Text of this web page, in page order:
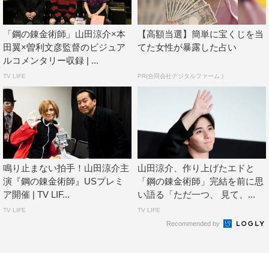
んに使用。「僕が演じてきた役の中で１番大変な役であっ
たことは間違いない」と断言した山田は「ただ何かと戦え
ばいいっていうわけじゃなく、今回は必ず感情というもの
がつきまとっていました。気持ちで芝居をしなきゃいけな
いんだけど、その対象物がない。そこがすごく大変でし
た」と苦労を吐露した。
また、本作の内容にちなみ、“もし、身体の一部分実際に
自由自在に変えられるとしたら？どこを変えて何をした
い”という質問が。「足を長くする」と真剣に答えた山田
は「大変なんですよ、僕のサイズ。パンツも切らなきゃい
けないので。でも、このサイズ感だからエドをできたって
いうのもあるので、何とも言えないんですけど…」とコメ
ント。山田の発言に笑いがこらえきれなかった本田は「レ
「鋼の錬金術師」山田涼介×本
田翼×曽利文彦監督のビジュア
ルコメンタリー収録 | ...
TV LIFE
【高額当選】簡単に宝くじを当
てた女性が暴露した占い
PR(合同会社デジタルファーム )
鳴り止まない拍手！山田涼介主
演『鋼の錬金術師』USプレミ
ア開催 | TV LIF...
TV LIFE
山田涼介、作り上げたエドと
「鋼の錬金術師」完結を前に思
い語る「ただ一つ、 見て、...
TV LIFE
Recommended by